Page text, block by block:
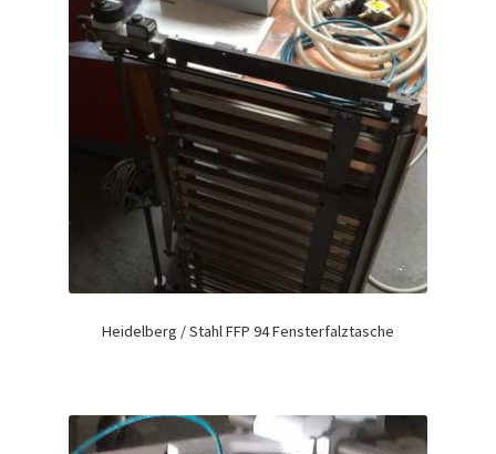
Heidelberg / Stahl FFP 94 Fensterfalztasche